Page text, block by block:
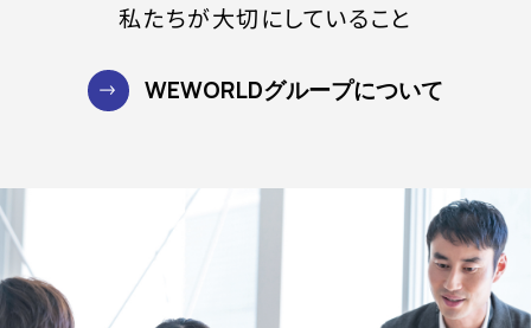
私たちが大切にしていること
WEWORLDグループについて